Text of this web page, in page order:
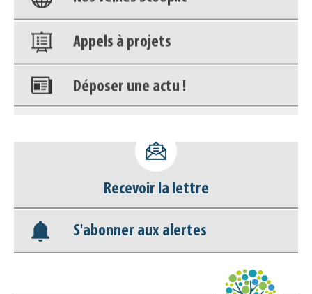
Appels à projets
Déposer une actu !
Base documentaire
Recevoir la lettre
S'abonner aux alertes